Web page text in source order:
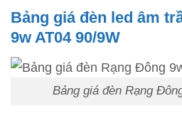
Bảng giá đèn led âm
9w AT04 90/9W
Bảng giá đèn Rạng